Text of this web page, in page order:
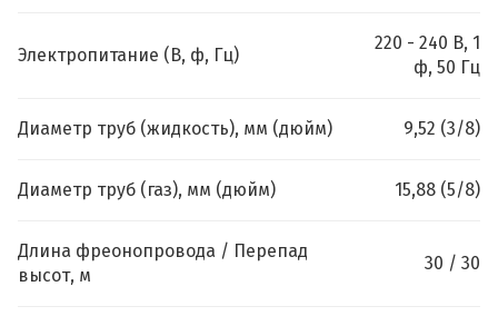
Электропитание (В, ф, Гц)
220 - 240 В, 1
ф, 50 Гц
Диаметр труб (жидкость), мм (дюйм) 9,52 (3/8)
Диаметр труб (газ), мм (дюйм) 15,88 (5/8)
Длина фреонопровода / Перепад
высот, м
30 / 30